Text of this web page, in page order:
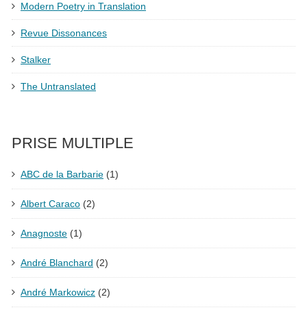
Modern Poetry in Translation
Revue Dissonances
Stalker
The Untranslated
PRISE MULTIPLE
ABC de la Barbarie (1)
Albert Caraco (2)
Anagnoste (1)
André Blanchard (2)
André Markowicz (2)